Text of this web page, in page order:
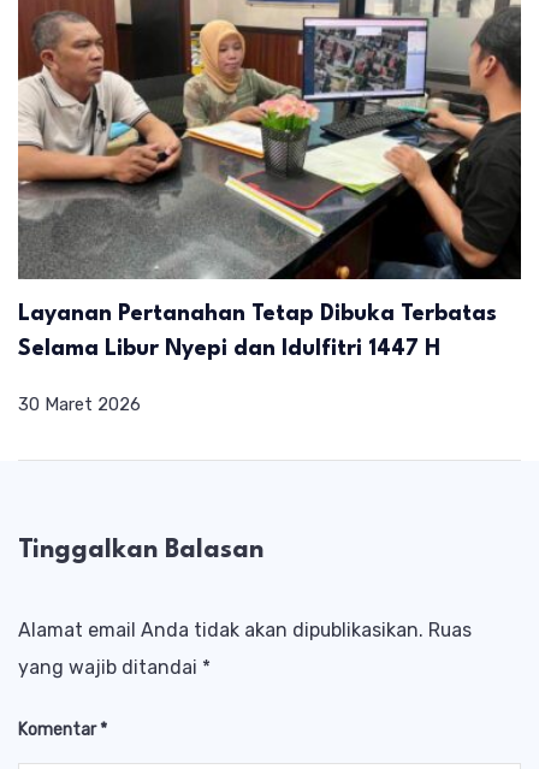
Layanan Pertanahan Tetap Dibuka Terbatas
Selama Libur Nyepi dan Idulfitri 1447 H
30 Maret 2026
Tinggalkan Balasan
Alamat email Anda tidak akan dipublikasikan. Ruas
yang wajib ditandai *
Komentar*